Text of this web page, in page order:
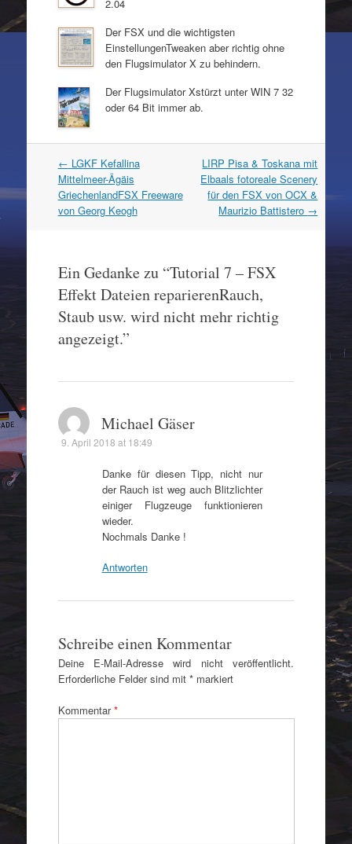
2.04
Der FSX und die wichtigsten
EinstellungenTweaken aber richtig ohne
den Flugsimulator X zu behindern.
Der Flugsimulator Xstürzt unter WIN 7 32
oder 64 Bit immer ab.
Artikel
Navigation
← LGKF Kefallina
Mittelmeer-Ägäis
GriechenlandFSX Freeware
von Georg Keogh
LIRP Pisa & Toskana mit
Elbaals fotoreale Scenery
für den FSX von OCX &
Maurizio Battistero →
Ein Gedanke zu “Tutorial 7 – FSX
Effekt Dateien reparierenRauch,
Staub usw. wird nicht mehr richtig
angezeigt.”
Michael Gäser
9. April 2018 at 18:49
Danke für diesen Tipp, nicht nur
der Rauch ist weg auch Blitzlichter
einiger Flugzeuge funktionieren
wieder.
Nochmals Danke !
Antworten
Schreibe einen Kommentar
Deine E-Mail-Adresse wird nicht veröffentlicht.
Erforderliche Felder sind mit *markiert
Kommentar*